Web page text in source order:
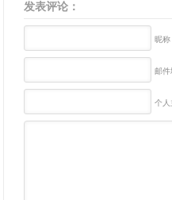
发表评论：
昵称
邮
个